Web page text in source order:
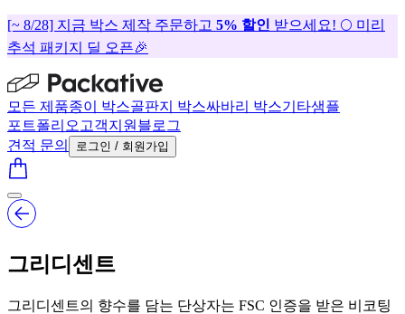
[~ 8/28] 지금 박스 제작 주문하고 5% 할인 받으세요! 🌕 미리
추석 패키지 딜 오픈🎉
모든 제품종이 박스골판지 박스싸바리 박스기타샘플
포트폴리오 고객지원 블로그
견적 문의
로그인 / 회원가입
그리디센트
그리디센트의 향수를 담는 단상자는 FSC 인증을 받은 비코팅